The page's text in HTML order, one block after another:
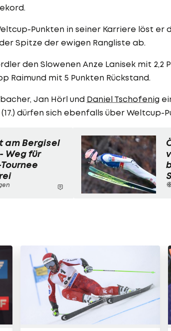
Punkten in seiner Karriere löst er
Spitze der ewigen Rangliste ab.
den Slowenen Anze Lanisek mit 2,2
Raimund mit 5 Punkten Rückstand.
Jan Hörl und Daniel Tschofenig
(17.) dürfen sich ebenfalls über Weltcup-
am Bergisel
Weg für